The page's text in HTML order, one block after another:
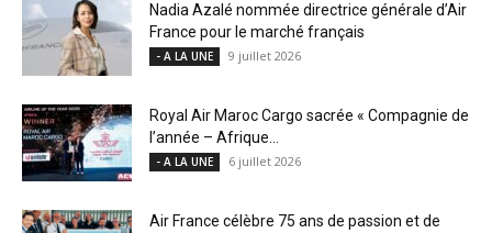
Nadia Azalé nommée directrice générale d’Air
France pour le marché français
- A LA UNE 9 juillet 2026
Royal Air Maroc Cargo sacrée « Compagnie de
l’année – Afrique...
- A LA UNE 6 juillet 2026
Air France célèbre 75 ans de passion et de